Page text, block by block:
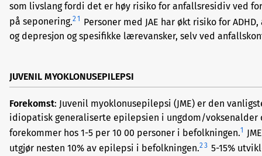
som livslang fordi det er høy risiko for anfallsresidiv ved
på seponering.21
Personer med JAE har økt risiko for ADHD,
og depresjon og spesifikke lærevansker, selv ved
JUVENIL MYOKLONUSEPILEPSI
Forekomst: Juvenil myoklonusepilepsi (JME) er den
idiopatisk generaliserte epilepsien i ungdom/voksenalder
forekommer hos 1-5 per 10 00 personer i befolkningen.1 JME
utgjør nesten 10% av epilepsi i befolkningen.23 5-15%